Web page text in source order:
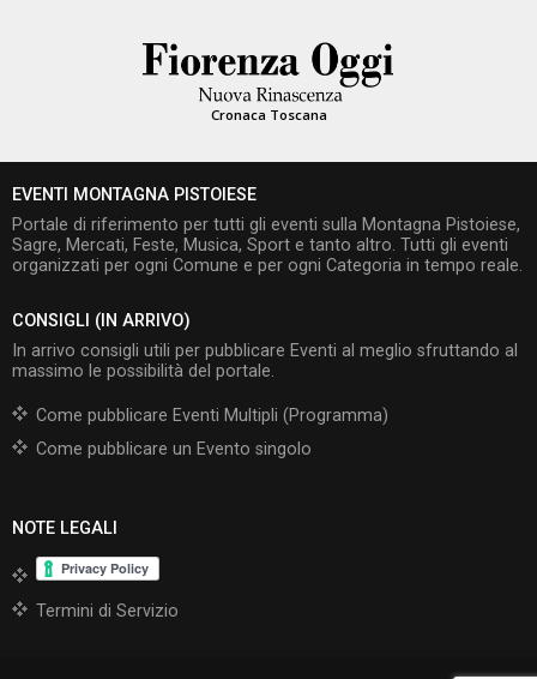
Cronaca Toscana
EVENTI MONTAGNA PISTOIESE
Portale di riferimento per tutti gli eventi sulla Montagna Pistoiese,
Sagre, Mercati, Feste, Musica, Sport e tanto altro. Tutti gli eventi
organizzati per ogni Comune e per ogni Categoria in tempo reale.
CONSIGLI (IN ARRIVO)
In arrivo consigli utili per pubblicare Eventi al meglio sfruttando al
massimo le possibilità del portale.
Come pubblicare Eventi Multipli (Programma)
Come pubblicare un Evento singolo
NOTE LEGALI
Termini di Servizio